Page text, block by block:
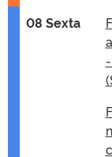
08 Sexta